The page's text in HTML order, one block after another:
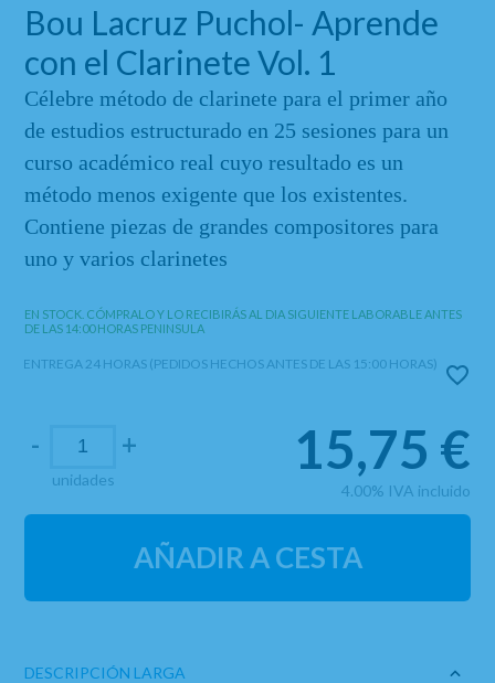
Bou Lacruz Puchol- Aprende
con el Clarinete Vol. 1
Célebre método de clarinete para el primer año
de estudios estructurado en 25 sesiones para un
curso académico real cuyo resultado es un
método menos exigente que los existentes.
Contiene piezas de grandes compositores para
uno y varios clarinetes
EN STOCK. CÓMPRALO Y LO RECIBIRÁS AL DIA SIGUIENTE LABORABLE ANTES
DE LAS 14:00 HORAS PENINSULA
ENTREGA 24 HORAS (PEDIDOS HECHOS ANTES DE LAS 15:00 HORAS)
-
unidades
+ 15,75 €
4.00% IVA incluido
AÑADIR A CESTA
DESCRIPCIÓN LARGA